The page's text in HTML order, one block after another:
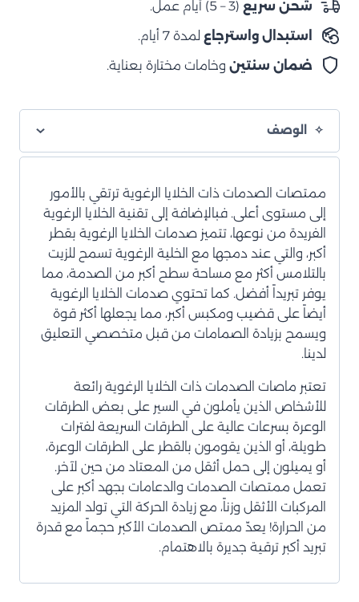
رغوي
خلفي
شحن سريع (3 – 5) أيام عمل.
استبدال واسترجاع لمدة 7 أيام.
ضمان سنتين وخامات مختارة بعناية.
الوصف
ممتصات الصدمات ذات الخلايا الرغوية ترتقي بالأمور
إلى مستوى أعلى. فبالإضافة إلى تقنية الخلايا الرغوية
الفريدة من نوعها، تتميز صدمات الخلايا الرغوية بقطر
أكبر، والتي عند دمجها مع الخلية الرغوية تسمح للزيت
بالتلامس أكثر مع مساحة سطح أكبر من الصدمة، مما
يوفر تبريداً أفضل. كما تحتوي صدمات الخلايا الرغوية
أيضاً على قضيب ومكبس أكبر، مما يجعلها أكثر قوة
ويسمح بزيادة الصمامات من قبل متخصصي التعليق
لدينا.
تعتبر ماصات الصدمات ذات الخلايا الرغوية رائعة
للأشخاص الذين يأملون في السير على بعض الطرقات
الوعرة بسرعات عالية على الطرقات السريعة لفترات
طويلة، أو الذين يقومون بالقطر على الطرقات الوعرة،
أو يميلون إلى حمل أثقل من المعتاد من حين لآخر.
تعمل ممتصات الصدمات والدعامات بجهد أكبر على
المركبات الأثقل وزناً، مع زيادة الحركة التي تولد المزيد
من الحرارة! يعدّ ممتص الصدمات الأكبر حجماً مع قدرة
تبريد أكبر ترقية جديرة بالاهتمام.